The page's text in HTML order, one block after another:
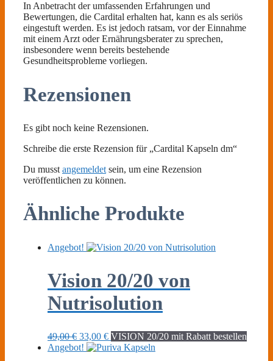
In Anbetracht der umfassenden Erfahrungen und
Bewertungen, die Cardital erhalten hat, kann es als seriös
eingestuft werden. Es ist jedoch ratsam, vor der Einnahme
mit einem Arzt oder Ernährungsberater zu sprechen,
insbesondere wenn bereits bestehende
Gesundheitsprobleme vorliegen.
Rezensionen
Es gibt noch keine Rezensionen.
Schreibe die erste Rezension für „Cardital Kapseln dm“
Du musst angemeldet sein, um eine Rezension
veröffentlichen zu können.
Ähnliche Produkte
Angebot!
Vision 20/20 von
Nutrisolution
49,00€ Ursprünglicher
Preis
33,00 €Aktueller
Preis
VISION 20/20 mit Rabatt bestellen
Angebot!